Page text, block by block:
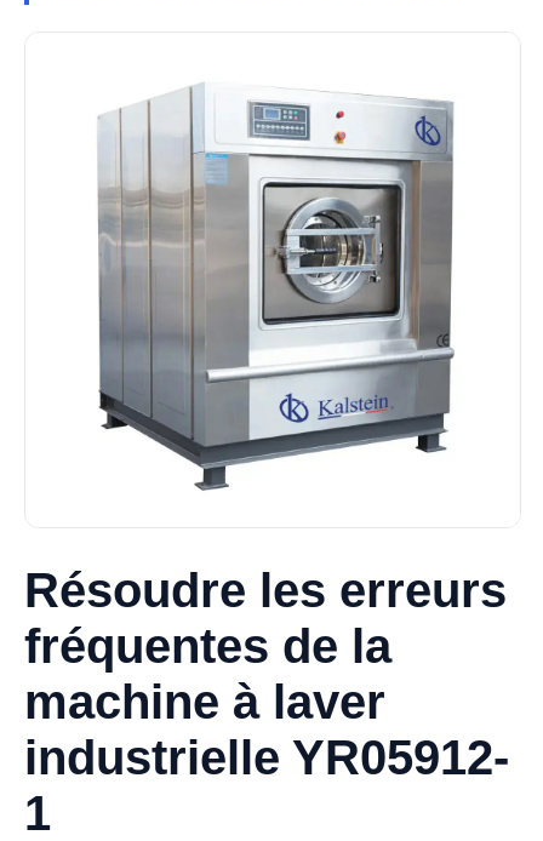
Résoudre les erreurs
fréquentes de la
machine à laver
industrielle YR05912-
1